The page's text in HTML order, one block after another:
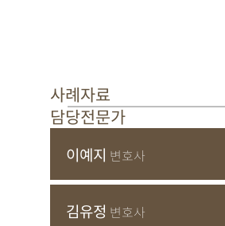
사례자료
담당전문가
이예지 변호사
김유정 변호사